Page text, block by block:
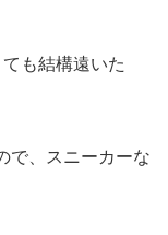
も結構遠いた
で、スニーカーな